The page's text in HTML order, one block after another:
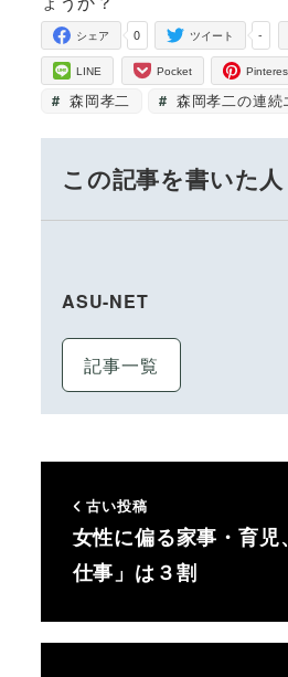
0
シェア -
ツイート
LINE Pocket
森岡孝二 森岡孝二の連続
この記事を書いた人
ASU-NET
記事一覧
古い投稿
女性に偏る家事・育児
仕事」は３割